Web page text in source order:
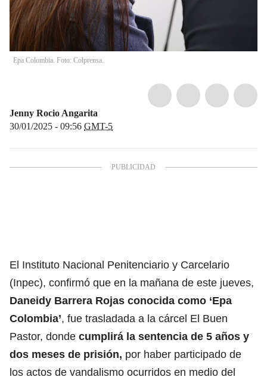
Epa Colombia. Foto: Colprensa.
Jenny Rocio Angarita
30/01/2025 - 09:56 GMT-5
El Instituto Nacional Penitenciario y Carcelario
(Inpec), confirmó que en la mañana de este jueves,
Daneidy Barrera Rojas conocida como ‘Epa
Colombia’, fue trasladada a la cárcel El Buen
Pastor, donde cumplirá la sentencia de 5 años y
dos meses de prisión, por haber participado de
los actos de vandalismo ocurridos en medio del